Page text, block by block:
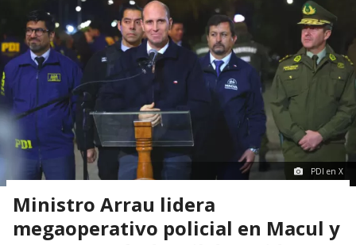
PDI en X
Ministro Arrau lidera
megaoperativo policial en Macul y